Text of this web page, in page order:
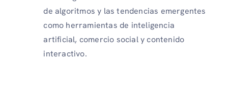
de algoritmos y las tendencias emergentes
como herramientas de inteligencia
artificial, comercio social y contenido
interactivo.